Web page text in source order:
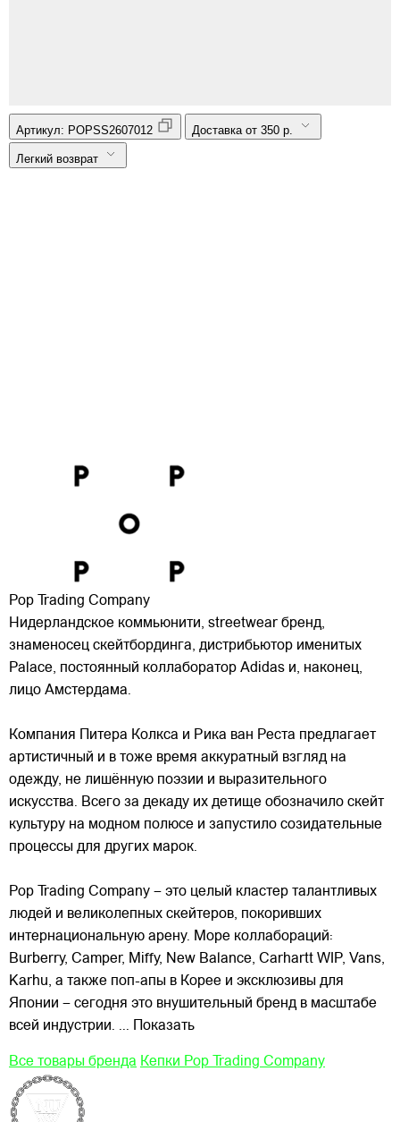
Артикул: POPSS2607012 Доставка от 350 р.
Легкий возврат
Pop Trading Company
Нидерландское коммьюнити, streetwear бренд,
знаменосец скейтбординга, дистрибьютор именитых
Palace, постоянный коллаборатор Adidas и, наконец,
лицо Амстердама.
Компания Питера Колкса и Рика ван Реста предлагает
артистичный и в тоже время аккуратный взгляд на
одежду, не лишённую поэзии и выразительного
искусства. Всего за декаду их детище обозначило скейт
культуру на модном полюсе и запустило созидательные
процессы для других марок.
Pop Trading Company – это целый кластер талантливых
людей и великолепных скейтеров, покоривших
интернациональную арену. Море коллабораций:
Burberry, Camper, Miffy, New Balance, Carhartt WIP, Vans,
Karhu, а также поп-апы в Корее и эксклюзивы для
Японии – сегодня это внушительный бренд в масштабе
всей индустрии. ... Показать
Все товары бренда Кепки Pop Trading Company